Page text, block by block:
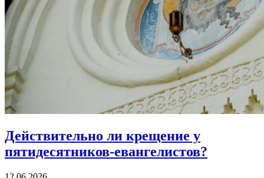
Действительно ли крещение у
пятидесятников-евангелистов?